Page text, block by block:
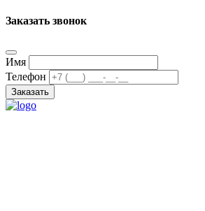
Заказать звонок
Имя
Телефон
Заказать